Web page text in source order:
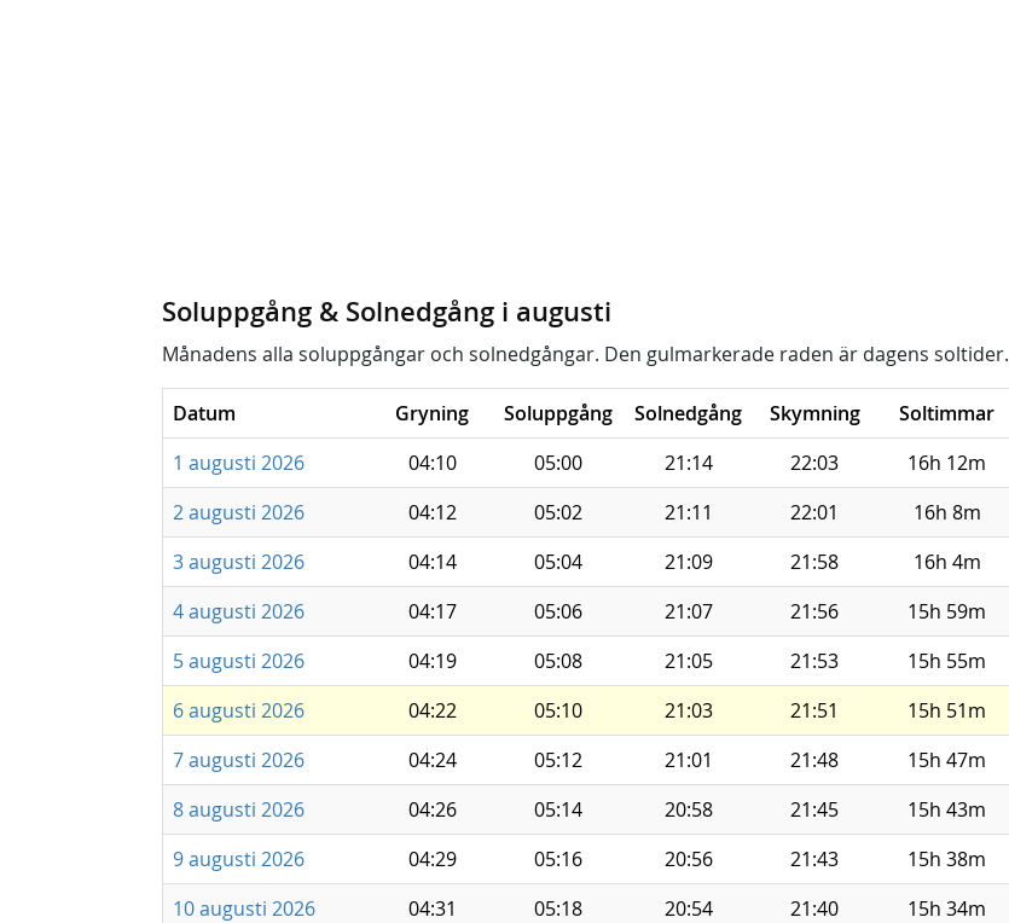
Soluppgång & Solnedgång i augusti
Månadens alla soluppgångar och solnedgångar. Den gulmarkerade raden är dagens soltider.
Datum Gryning Soluppgång Solnedgång Skymning
Soltimmar
1 augusti 2026
04:10 05:00 21:14 22:03
16h 12m
2 augusti 2026
04:12 05:02 21:11 22:01
16h 8m
3 augusti 2026
04:14 05:04 21:09 21:58
16h 4m
4 augusti 2026
04:17 05:06 21:07 21:56
15h 59m
5 augusti 2026
04:19 05:08 21:05 21:53
15h 55m
6 augusti 2026
04:22 05:10 21:03 21:51
15h 51m
7 augusti 2026
04:24 05:12 21:01 21:48
15h 47m
8 augusti 2026
04:26 05:14 20:58 21:45
15h 43m
9 augusti 2026
04:29 05:16 20:56 21:43
15h 38m
10 augusti 2026
04:31 05:18 20:54 21:40
15h 34m